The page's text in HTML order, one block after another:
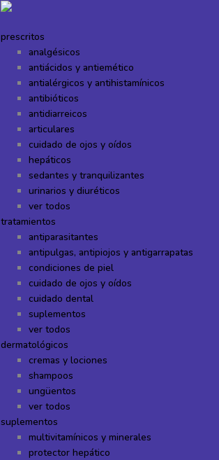
prescritos
analgésicos
antiácidos y antiemético
antialérgicos y antihistamínicos
antibióticos
antidiarreicos
articulares
cuidado de ojos y oídos
hepáticos
sedantes y tranquilizantes
urinarios y diuréticos
ver todos
tratamientos
antiparasitantes
antipulgas, antipiojos y antigarrapatas
condiciones de piel
cuidado de ojos y oídos
cuidado dental
suplementos
ver todos
dermatológicos
cremas y lociones
shampoos
ungüentos
ver todos
suplementos
multivitamínicos y minerales
protector hepático